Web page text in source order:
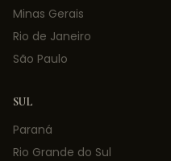
Minas Gerais
Rio de Janeiro
São Paulo
SUL
Paraná
Rio Grande do Sul